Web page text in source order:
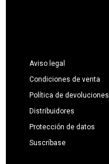
Aviso legal
Condiciones de venta
Política de devoluciones
Distribuidores
Protección de datos
Suscríbase